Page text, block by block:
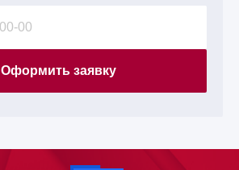
Оформить заявку